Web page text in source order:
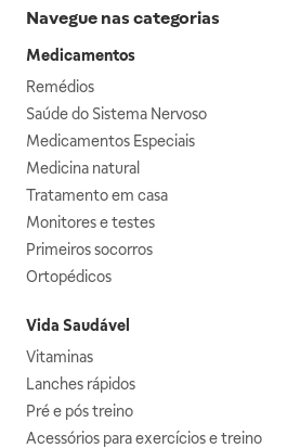
Navegue nas categorias
Medicamentos
Remédios
Saúde do Sistema Nervoso
Medicamentos Especiais
Medicina natural
Tratamento em casa
Monitores e testes
Primeiros socorros
Ortopédicos
Vida Saudável
Vitaminas
Lanches rápidos
Pré e pós treino
Acessórios para exercícios e treino